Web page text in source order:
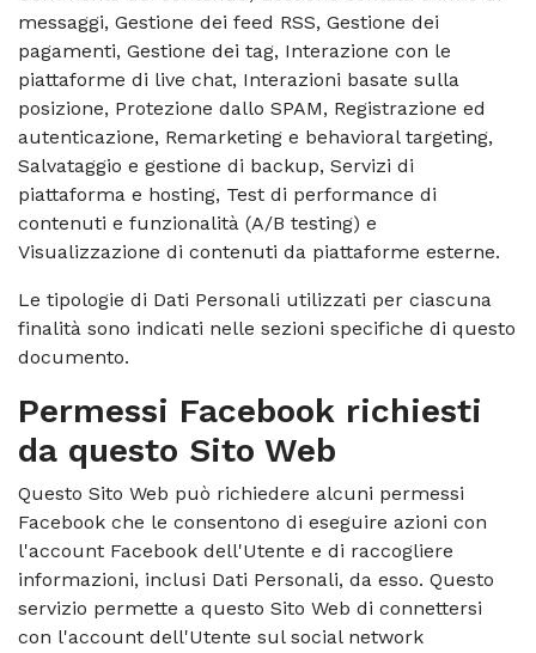
messaggi, Gestione dei feed RSS, Gestione dei
pagamenti, Gestione dei tag, Interazione con le
piattaforme di live chat, Interazioni basate sulla
posizione, Protezione dallo SPAM, Registrazione ed
autenticazione, Remarketing e behavioral targeting,
Salvataggio e gestione di backup, Servizi di
piattaforma e hosting, Test di performance di
contenuti e funzionalità (A/B testing) e
Visualizzazione di contenuti da piattaforme esterne.
Le tipologie di Dati Personali utilizzati per ciascuna
finalità sono indicati nelle sezioni specifiche di questo
documento.
Permessi Facebook richiesti
da questo Sito Web
Questo Sito Web può richiedere alcuni permessi
Facebook che le consentono di eseguire azioni con
l'account Facebook dell'Utente e di raccogliere
informazioni, inclusi Dati Personali, da esso. Questo
servizio permette a questo Sito Web di connettersi
con l'account dell'Utente sul social network